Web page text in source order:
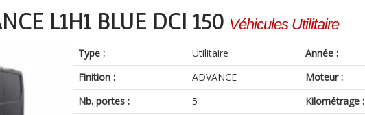
L1H1 BLUE DCI 150 Véhicules Utilitaire
Type : Utilitaire Année :
Finition :
ADVANCE Moteur :
Nb. portes :
5 Kilométrage :